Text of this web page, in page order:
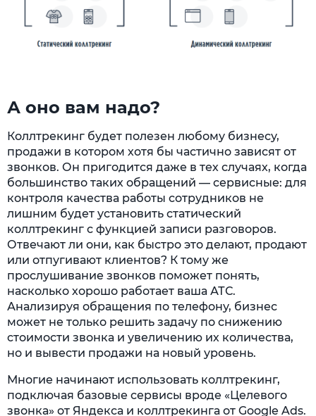
А оно вам надо?
Коллтрекинг будет полезен любому бизнесу,
продажи в котором хотя бы частично зависят от
звонков. Он пригодится даже в тех случаях, когда
большинство таких обращений — сервисные: для
контроля качества работы сотрудников не
лишним будет установить статический
коллтрекинг с функцией записи разговоров.
Отвечают ли они, как быстро это делают, продают
или отпугивают клиентов? К тому же
прослушивание звонков поможет понять,
насколько хорошо работает ваша АТС.
Анализируя обращения по телефону, бизнес
может не только решить задачу по снижению
стоимости звонка и увеличению их количества,
но и вывести продажи на новый уровень.
Многие начинают использовать коллтрекинг,
подключая базовые сервисы вроде «Целевого
звонка» от Яндекса и коллтрекинга от Google Ads.